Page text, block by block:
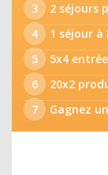
3
2 séjours
4
1 séjour
5
5x4
6
20x2
7
Gagnez